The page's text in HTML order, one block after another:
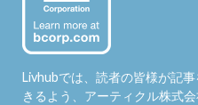
Livhubでは、読者の皆様が記
きるよう、アーティクル株式